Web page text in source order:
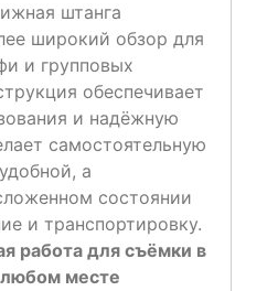
штанга
широкий обзор для
и групповых
обеспечивает
и надёжную
самостоятельную
а
состоянии
и транспортировку.
работа для съёмки в
месте